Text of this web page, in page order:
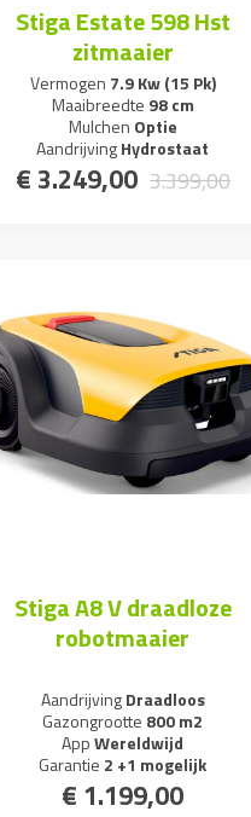
Stiga Estate 598 Hst
zitmaaier
Vermogen 7.9 Kw (15 Pk)
Maaibreedte 98 cm
Mulchen Optie
AandrijvingHydrostaat
€ 3.249,00 3.399,00
Stiga A8 V draadloze
robotmaaier
AandrijvingDraadloos
Gazongrootte 800 m2
AppWereldwijd
Garantie 2 +1 mogelijk
€ 1.199,00